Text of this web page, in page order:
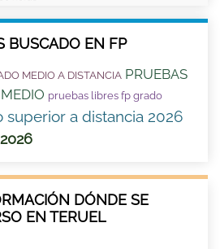
BUSCADO EN FP
MEDIO A DISTANCIA PRUEBAS
pruebas libres fp grado
superior a distancia 2026
DÓNDE SE
EN TERUEL